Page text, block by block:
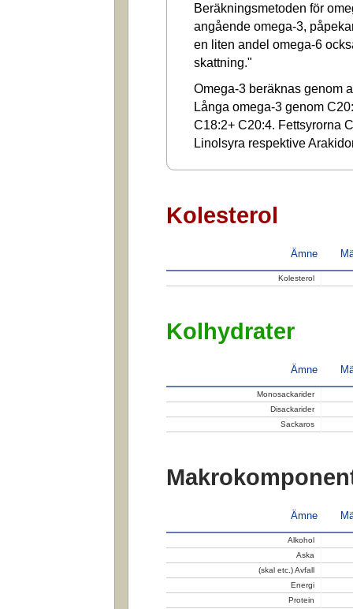
Beräkningsmetoden för
angående omega-3,
en liten andel omega-6
skattning."
Omega-3 beräknas genom
Långa omega-3 genom
C18:2+ C20:4. Fettsyrorna
Linolsyra respektive
Kolesterol
Ämne
Kolesterol
Kolhydrater
Ämne
Monosackarider
Disackarider
Sackaros
Ämne
Alkohol
Aska
(skal etc.) Avfall
Energi
Protein